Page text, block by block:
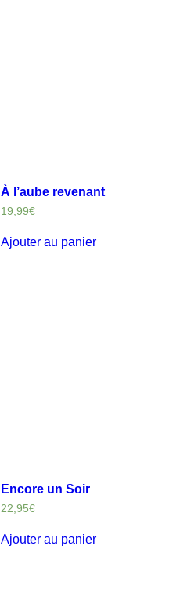
À l’aube revenant
19,99€
Ajouter au panier
Encore un Soir
22,95€
Ajouter au panier